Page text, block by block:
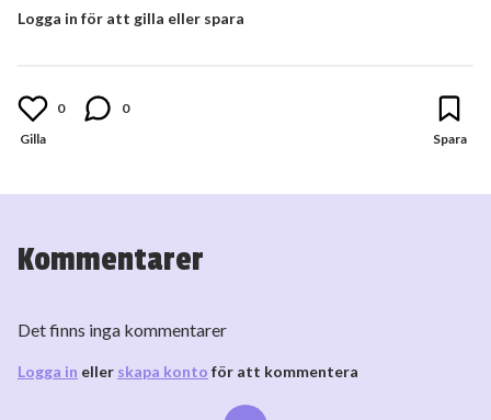
Logga in för att gilla eller spara
0 0
Kommentarer
Det finns inga kommentarer
Logga in eller skapa konto för att kommentera